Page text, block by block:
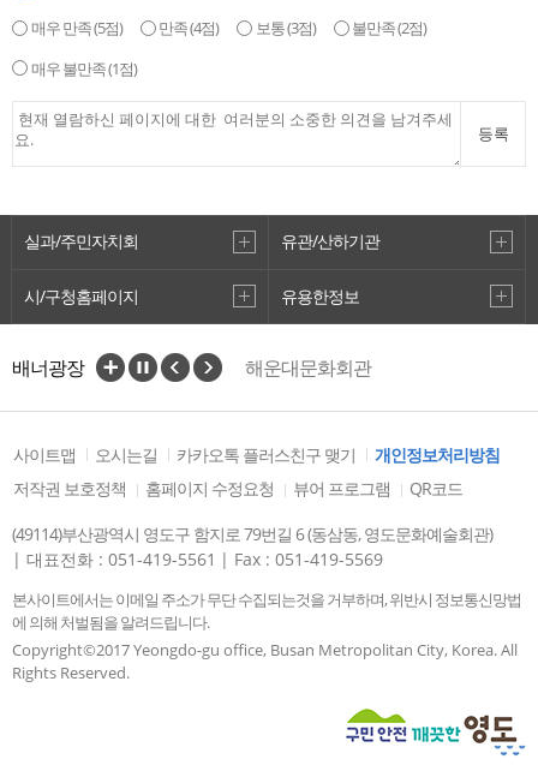
매우 만족(5점) 만족(4점) 보통(3점) 불만족(2점)
매우 불만족(1점)
등록
실과/주민자치회 유관/산하기관
시/구청홈페이지 유용한정보
배너광장
해운대문화회관
동래문화회관
을숙도문화회관
부산시민회관
부산문화회관
부산은행 조은극장
영도국민체육센터
사이트맵 오시는길 카카오톡 플러스친구 맺기
개인정보처리방침
저작권 보호정책
홈페이지 수정요청 뷰어 프로그램
QR코드
(49114)부산광역시 영도구 함지로 79번길 6 (동삼동, 영도문화예술회관)
| 대표전화 : 051-419-5561 | Fax : 051-419-5569
본사이트에서는 이메일 주소가 무단 수집되는것을 거부하며, 위반시 정보통신망법
에 의해 처벌됨을 알려드립니다.
Copyright©2017 Yeongdo-gu office, Busan Metropolitan City, Korea. All
Rights Reserved.